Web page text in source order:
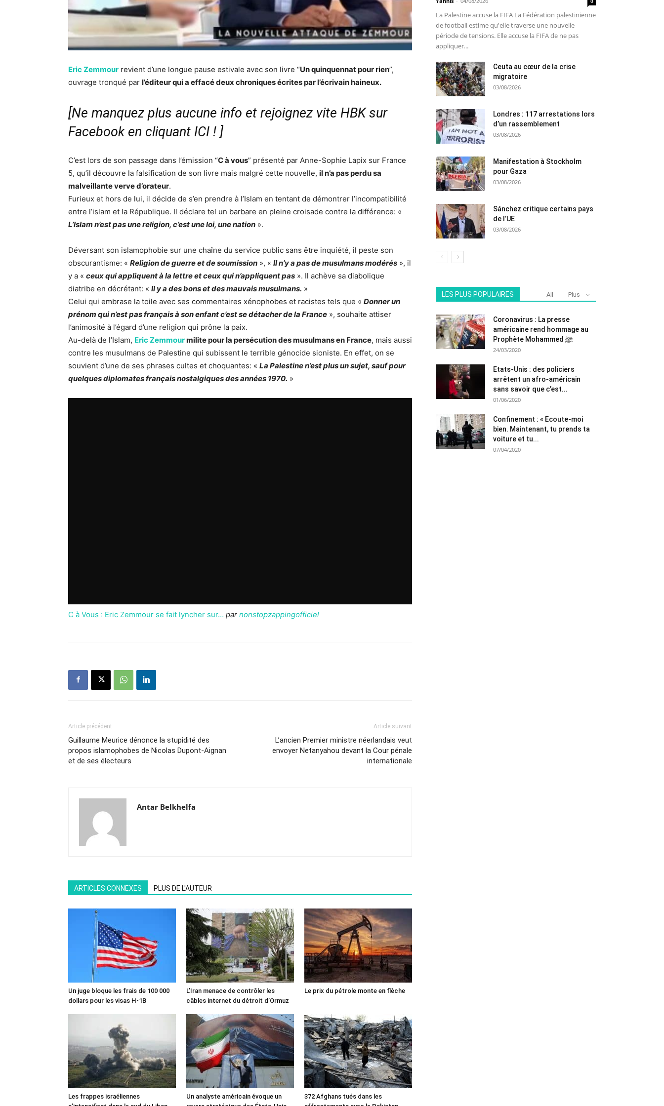
Eric Zemmour revient d’une longue pause estivale avec son livre “Un quinquennat pour rien”,
ouvrage tronqué par l’éditeur qui a effacé deux chroniques écrites par l’écrivain haineux.
[Ne manquez plus aucune info et rejoignez vite HBK sur
Facebook en cliquant ICI ! ]
C’est lors de son passage dans l’émission “C à vous” présenté par Anne-Sophie Lapix sur France
5, qu’il découvre la falsification de son livre mais malgré cette nouvelle, il n’a pas perdu sa
malveillante verve d’orateur.
Furieux et hors de lui, il décide de s’en prendre à l’Islam en tentant de démontrer l’incompatibilité
entre l’islam et la République. Il déclare tel un barbare en pleine croisade contre la différence: «
L’Islam n’est pas une religion, c’est une loi, une nation ».
Déversant son islamophobie sur une chaîne du service public sans être inquiété, il peste son
obscurantisme: « Religion de guerre et de soumission », « Il n’y a pas de musulmans modérés », il
y a « ceux qui appliquent à la lettre et ceux qui n’appliquent pas ». Il achève sa diabolique
diatribe en décrétant: « Il y a des bons et des mauvais musulmans. »
Celui qui embrase la toile avec ses commentaires xénophobes et racistes tels que « Donner un
prénom qui n’est pas français à son enfant c’est se détacher de la France », souhaite attiser
l’animosité à l’égard d’une religion qui prône la paix.
Au-delà de l’Islam, Eric Zemmourmilite pour la persécution des musulmans en France, mais aussi
contre les musulmans de Palestine qui subissent le terrible génocide sioniste. En effet, on se
souvient d’une de ses phrases cultes et choquantes: « La Palestine n’est plus un sujet, sauf pour
quelques diplomates français nostalgiques des années 1970. »
C à Vous : Eric Zemmour se fait lyncher sur… par nonstopzappingofficiel
Article précédent
Guillaume Meurice dénonce la stupidité des
propos islamophobes de Nicolas Dupont-Aignan
et de ses électeurs
Article suivant
L’ancien Premier ministre néerlandais veut
envoyer Netanyahou devant la Cour pénale
internationale
Antar Belkhelfa
ARTICLES CONNEXES PLUS DE L'AUTEUR
Un juge bloque les frais de 100 000
dollars pour les visas H-1B
L’Iran menace de contrôler les
câbles internet du détroit d’Ormuz
Le prix du pétrole monte en flèche
Les frappes israéliennes
Un analyste américain évoque un
372 Afghans tués dans les
La Palestine accuse la FIFA La Fédération palestinienne
de football estime qu'elle traverse une nouvelle
période de tensions. Elle accuse la FIFA de ne pas
appliquer...
Ceuta au cœur de la crise
migratoire
03/08/2026
Londres : 117 arrestations lors
d’un rassemblement
03/08/2026
Manifestation à Stockholm
pour Gaza
03/08/2026
Sánchez critique certains pays
de l’UE
03/08/2026
LES PLUS POPULAIRES All Plus
Coronavirus : La presse
américaine rend hommage au
Prophète Mohammed ﷺ
24/03/2020
Etats-Unis : des policiers
arrêtent un afro-américain
sans savoir que c’est...
01/06/2020
Confinement : « Ecoute-moi
bien. Maintenant, tu prends ta
voiture et tu...
07/04/2020